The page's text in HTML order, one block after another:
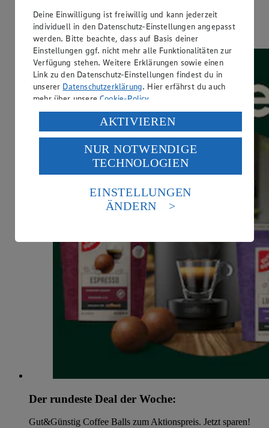
Den ganzen August doppelte °Punkte sichern
Weiterlesen
Der rundeste Deal der Woche:
Gut&Günstig Coffee Balls zum Aktionspreis. Jetzt sparen!
Deine Einwilligung ist freiwillig und kann jederzeit
individuell in den Datenschutz-Einstellungen angepasst
werden. Bitte beachte, dass auf Basis deiner
Einstellungen ggf. nicht mehr alle Funktionalitäten zur
Verfügung stehen. Weitere Erklärungen sowie einen
Link zu den Datenschutz-Einstellungen findest du in
unserer Datenschutzerklärung. Hier erfährst du auch
mehr über unsereCookie-Policy.
Verarbeitung deiner personenbezogenen Daten in den
USA durch Facebook und YouTube:
Wenn du auf „Aktivieren“ klickst, willigst du im Sinne
des Art. 49 Abs. 1 Satz 1 lit. a) DSGVO ein, dass deine
Daten in den USA verarbeitet werden. Der EuGH sieht
die USA als Land mit einem nach europäischen
Standards nicht angemessenen Datenschutzniveau an.
Es besteht das Risiko eines Zugriffs durch US-
Informationen zum Herausgeber der Seite findest du
Impressum
AKTIVIEREN
NUR NOTWENDIGE
TECHNOLOGIEN
EINSTELLUNGEN
ÄNDERN